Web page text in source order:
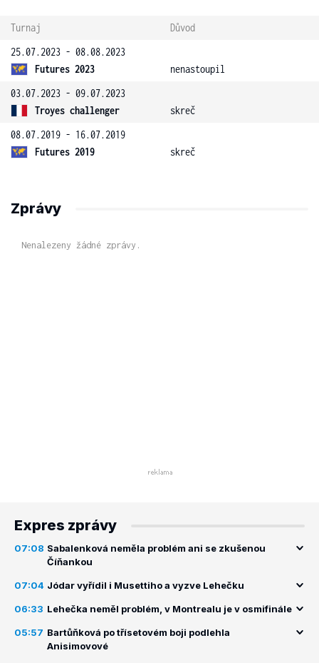
Turnaj
Důvod
25.07.2023 - 08.08.2023
Futures 2023
nenastoupil
03.07.2023 - 09.07.2023
Troyes challenger
skreč
08.07.2019 - 16.07.2019
Futures 2019
skreč
Zprávy
Nenalezeny žádné zprávy.
Expres zprávy
07:08 Sabalenková neměla problém ani se zkušenou
Číňankou
07:04 Jódar vyřídil i Musettiho a vyzve Lehečku
06:33 Lehečka neměl problém, v Montrealu je v osmifinále
05:57 Bartůňková po třísetovém boji podlehla
Anisimovové